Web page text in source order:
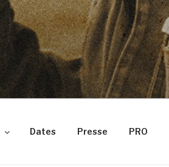
Dates Presse PRO